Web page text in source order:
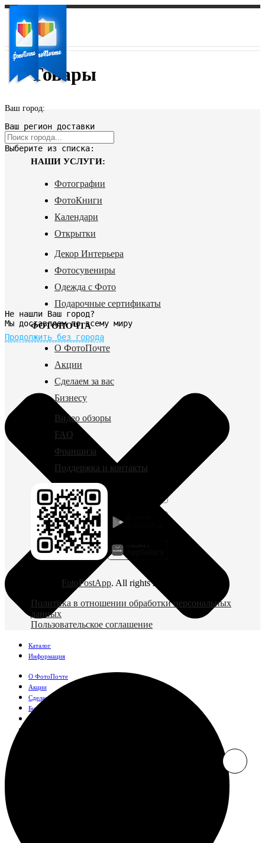
Ваш город:
Ваш регион доставки
Выберите из списка:
Не нашли Ваш город?
Мы доставляем по всему миру
Продолжить без города
Товары
НАШИ УСЛУГИ:
Фотографии
ФотоКниги
Календари
Открытки
Декор Интерьера
Фотосувениры
Одежда с Фото
Подарочные сертификаты
ФОТОПОЧТА
О ФотоПочте
Акции
Сделаем за вас
Бизнесу
Видео обзоры
FAQ
Франшиза
Поддержка и контакты
FotoPostApp. All rights reserved
Политика в отношении обработки персональных
данных
Пользовательское соглашение
Каталог
Информация
О ФотоПочте
Акции
Сделаем за вас
Бизнесу